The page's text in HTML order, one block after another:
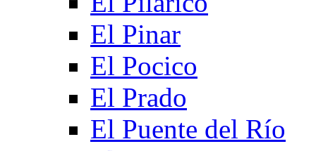
El Pinar
El Pocico
El Prado
El Puente del Río